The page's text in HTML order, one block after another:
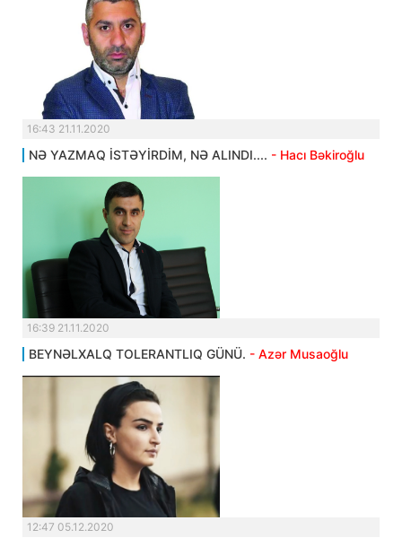
16:43 21.11.2020
NƏ YAZMAQ İSTƏYİRDİM, NƏ ALINDI.... - Hacı Bəkiroğlu
16:39 21.11.2020
BEYNƏLXALQ TOLERANTLIQ GÜNÜ. - Azər Musaoğlu
12:47 05.12.2020